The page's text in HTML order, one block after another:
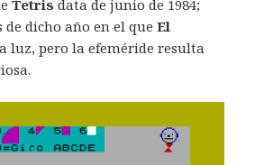
Tetris data de junio de 1984;
de dicho año en el queEl
luz, pero la efeméride resulta